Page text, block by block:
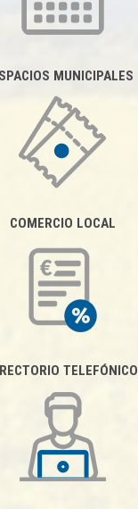
MUNICIPALES
COMERCIO LOCAL
TELEFÓNICO